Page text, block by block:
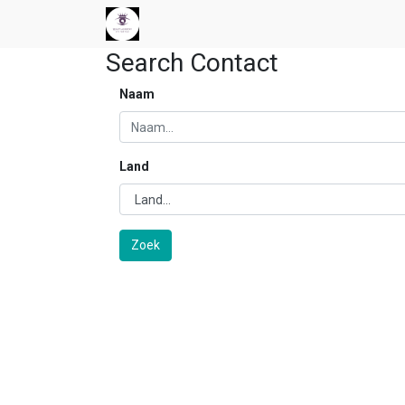
Search Contact
Naam
Land
Zoek